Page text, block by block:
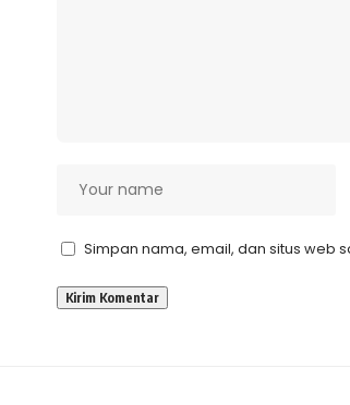
Simpan nama, email, dan situs web